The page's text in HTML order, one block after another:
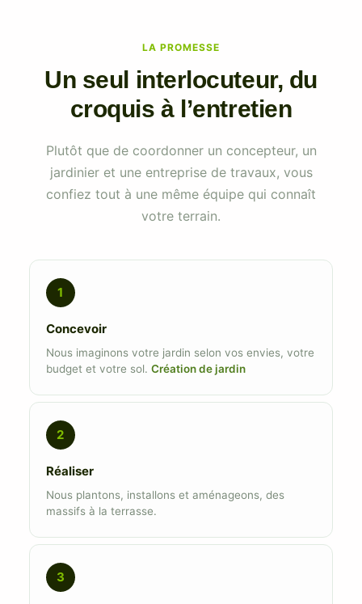
LA PROMESSE
Un seul interlocuteur, du
croquis à l’entretien
Plutôt que de coordonner un concepteur, un
jardinier et une entreprise de travaux, vous
confiez tout à une même équipe qui connaît
votre terrain.
1
Concevoir
Nous imaginons votre jardin selon vos envies, votre
budget et votre sol. Création de jardin
2
Réaliser
Nous plantons, installons et aménageons, des
massifs à la terrasse.
3